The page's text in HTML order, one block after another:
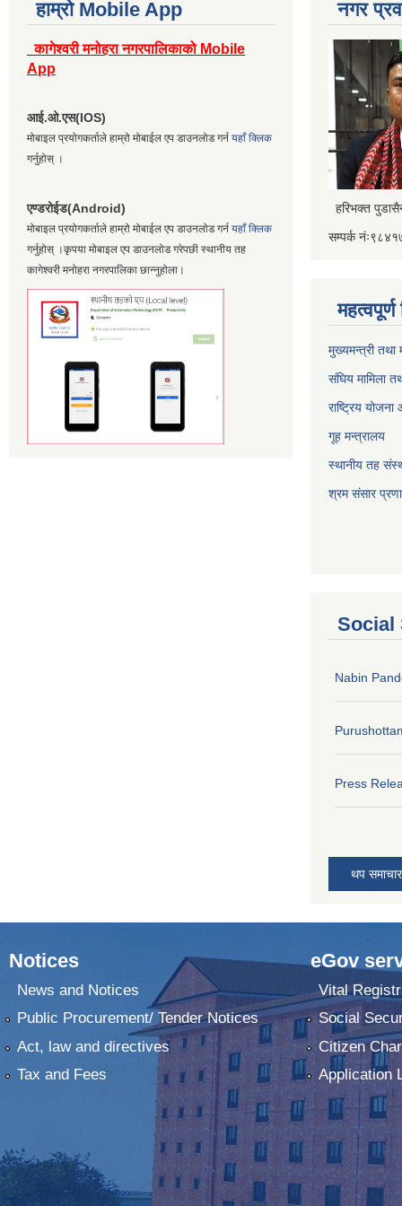
हाम्रो Mobile App
कागेश्वरी मनोहरा नगरपालिकाको Mobile
App
आई.ओ.एस(IOS)
मोबाइल प्रयोगकर्ताले हाम्रो मोबाईल एप डाउनलोड गर्न यहाँ क्लिक
गर्नुहोस् ।
एण्डरोईड(Android)
मोबाइल प्रयोगकर्ताले हाम्रो मोबाईल एप डाउनलोड गर्न यहाँ क्लिक
गर्नुहोस् ।कृपया मोबाइल एप डाउनलोड गरेपछी स्थानीय तह
कागेश्वरी मनोहरा नगरपालिका छान्नुहोला।
नगर
हरिभक्त
सम्पर्क
मुख्यमन्त्री तथा
संघिय मामिला
राष्ट्रिय योजना
गूह मन्त्रालय
स्थानीय तह
श्रम संसार
Social
Nabin
Press
थप समाचार
Notices
News and Notices
Public Procurement/ Tender Notices
Act, law and directives
Tax and Fees
eGov
Vital
Social
Citizen
Application